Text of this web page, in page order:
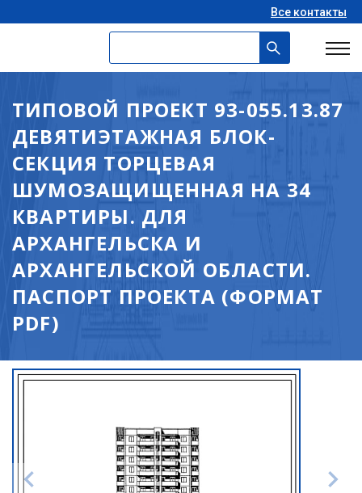
Все контакты
ТИПОВОЙ ПРОЕКТ 93-055.13.87
ДЕВЯТИЭТАЖНАЯ БЛОК-
СЕКЦИЯ ТОРЦЕВАЯ
ШУМОЗАЩИЩЕННАЯ НА 34
КВАРТИРЫ. ДЛЯ
АРХАНГЕЛЬСКА И
АРХАНГЕЛЬСКОЙ ОБЛАСТИ.
ПАСПОРТ ПРОЕКТА (ФОРМАТ
PDF)